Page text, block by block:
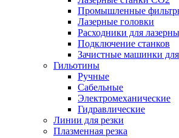
Промышленные
Лазерные головки
Расходники для
Подключение станков
Зачистные машинки
Гильотины
Ручные
Сабельные
Электромеханические
Гидравлические
Линии для резки
Плазменная резка